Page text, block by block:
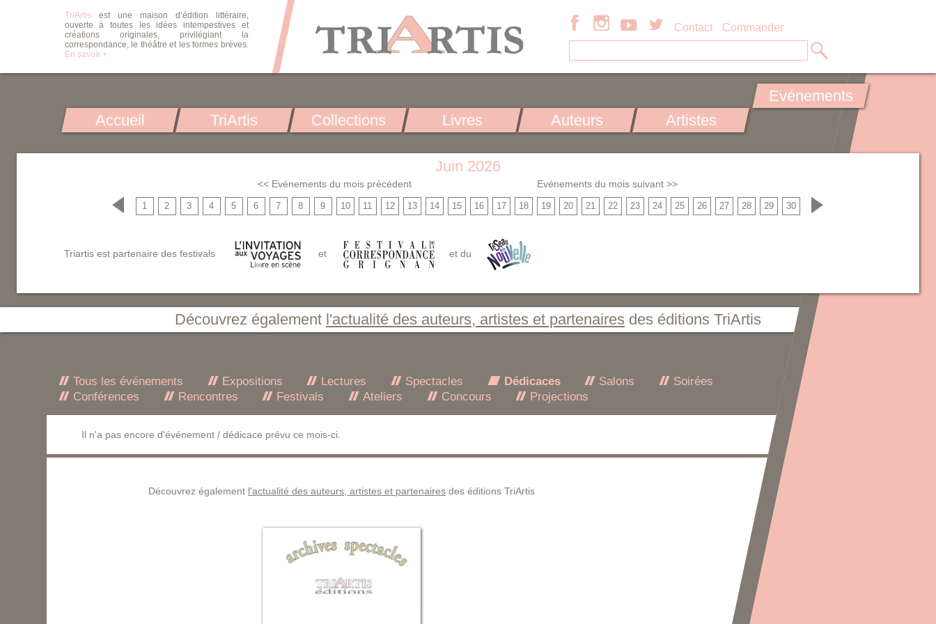
TriArtisest une maison d’édition littéraire,
ouverte à toutes les idées intempestives et
créations originales, privilégiant la
correspondance, le théâtre et les formes brèves.
En savoir +
Contact Commander
Accueil TriArtis Collections Livres Auteurs Artistes
Evénements
Juin 2026
<< Evénements du mois précédent Evénements du mois suivant >>
1 2 3 4 5 6 7 8 9 10 11 12 13 14 15 16 17 18 19 20 21 22 23 24 25 26 27 28 29 30
Triartis est partenaire des festivals et et du
Découvrez également l'actualité des auteurs, artistes et partenaires des éditions TriArtis
Tous les événements Expositions Lectures Spectacles Dédicaces Salons
Soirées
Conférences
Rencontres Festivals Ateliers Concours Projections
Il n'a pas encore d'événement / dédicace prévu ce mois-ci.
Découvrez également l'actualité des auteurs, artistes et partenaires des éditions TriArtis